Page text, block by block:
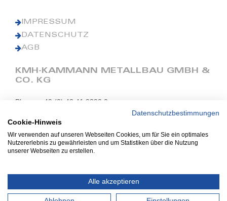
IMPRESSUM
DATENSCHUTZ
AGB
KMH-KAMMANN METALLBAU GMBH &
CO. KG
Phone: +49 (0) 42 41 9390 0
E-Mail: office@kmh.net
www.kmh.net
Industriestraße 13
Datenschutzbestimmungen
Cookie-Hinweis
Wir verwenden auf unseren Webseiten Cookies, um für Sie ein optimales
Nutzererlebnis zu gewährleisten und um Statistiken über die Nutzung
unserer Webseiten zu erstellen.
Alle akzeptieren